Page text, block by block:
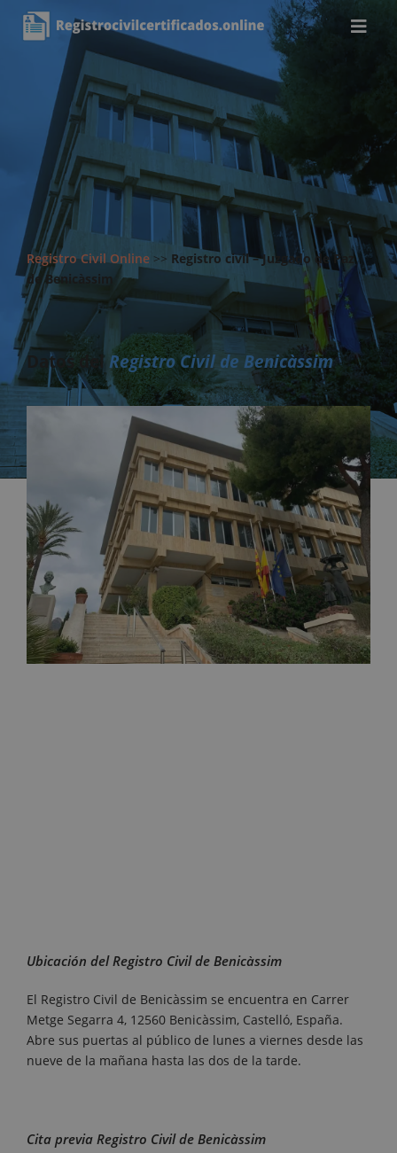
Registro Civil Online >> Registro civil – Juzgado de Paz
de Benicàssim
Datos delRegistro Civil de Benicàssim
Ubicación del Registro Civil de Benicàssim
El Registro Civil de Benicàssim se encuentra en Carrer
Metge Segarra 4, 12560 Benicàssim, Castelló, España.
Abre sus puertas al público de lunes a viernes desde las
nueve de la mañana hasta las dos de la tarde.
Cita previa Registro Civil de Benicàssim